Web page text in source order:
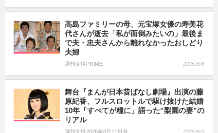
高島ファミリーの母、元宝塚女優の寿美花
代さんが逝去「私が面倒みたいの」最後ま
で夫・忠夫さんから離れなかったおしどり
夫婦
週刊女性PRIME 2026/8/6
舞台『まんが日本昔ばなし劇場』出演の藤
原紀香、フルスロットルで駆け抜けた結婚
10年「すべてが糧に」語った“梨園の妻”の
リアル
週刊女性2026年8月11日号 2026/8/5